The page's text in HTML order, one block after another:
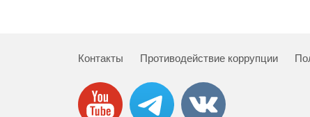
Контакты Противодействие коррупции